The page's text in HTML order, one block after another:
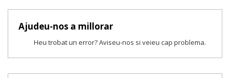
Ajudeu-nos a millorar
Heu trobat un error? Aviseu-nos si veieu cap problema.